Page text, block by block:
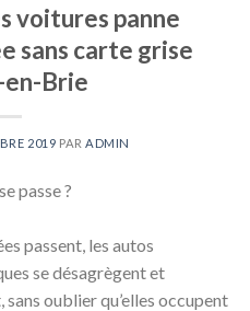
voitures panne
sans carte grise
en-Brie
2019 PAR ADMIN
passe ?
passent, les autos
se désagrègent et
oublier qu’elles occupent